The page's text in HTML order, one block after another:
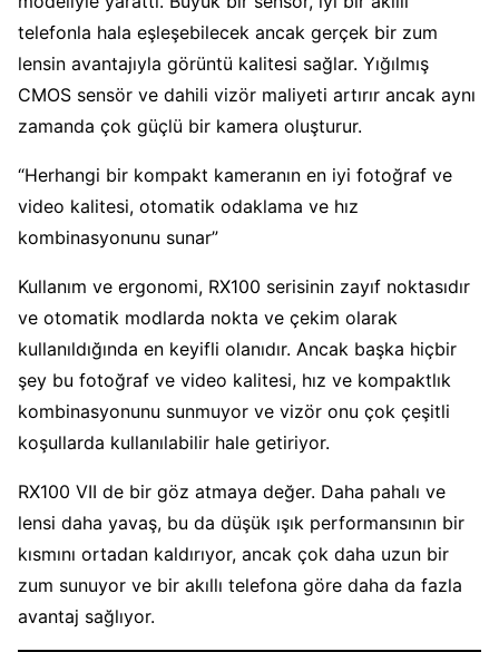
telefonla hala eşleşebilecek ancak gerçek bir zum
lensin avantajıyla görüntü kalitesi sağlar. Yığılmış
CMOS sensör ve dahili vizör maliyeti artırır ancak aynı
zamanda çok güçlü bir kamera oluşturur.
“Herhangi bir kompakt kameranın en iyi fotoğraf ve
video kalitesi, otomatik odaklama ve hız
kombinasyonunu sunar”
Kullanım ve ergonomi, RX100 serisinin zayıf noktasıdır
ve otomatik modlarda nokta ve çekim olarak
kullanıldığında en keyifli olanıdır. Ancak başka hiçbir
şey bu fotoğraf ve video kalitesi, hız ve kompaktlık
kombinasyonunu sunmuyor ve vizör onu çok çeşitli
koşullarda kullanılabilir hale getiriyor.
RX100 VII de bir göz atmaya değer. Daha pahalı ve
lensi daha yavaş, bu da düşük ışık performansının bir
kısmını ortadan kaldırıyor, ancak çok daha uzun bir
zum sunuyor ve bir akıllı telefona göre daha da fazla
avantaj sağlıyor.